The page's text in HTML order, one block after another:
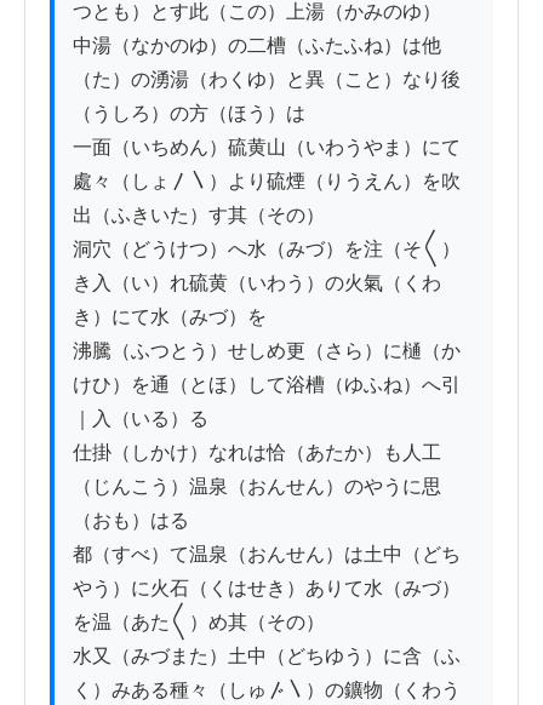
つとも）とす此（この）上湯（かみのゆ）
中湯（なかのゆ）の二槽（ふたふね）は他
（た）の湧湯（わくゆ）と異（こと）なり後
（うしろ）の方（ほう）は
一面（いちめん）硫黄山（いわうやま）にて
處々（しょ〳〵）より硫煙（りうえん）を吹
出（ふきいた）す其（その）
洞穴（どうけつ）へ水（みづ）を注（そ〱）
き入（い）れ硫黄（いわう）の火氣（くわ
き）にて水（みづ）を
沸騰（ふつとう）せしめ更（さら）に樋（か
けひ）を通（とほ）して浴槽（ゆふね）へ引
｜入（いる）る
仕掛（しかけ）なれは恰（あたか）も人工
（じんこう）温泉（おんせん）のやうに思
（おも）はる
都（すべ）て温泉（おんせん）は土中（どち
やう）に火石（くはせき）ありて水（みづ）
を温（あた〱）め其（その）
水又（みづまた）土中（どちゆう）に含（ふ
く）みある種々（しゅ〴〵）の鑛物（くわう